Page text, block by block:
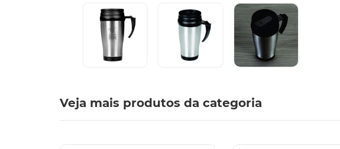
Veja mais produtos da categoria